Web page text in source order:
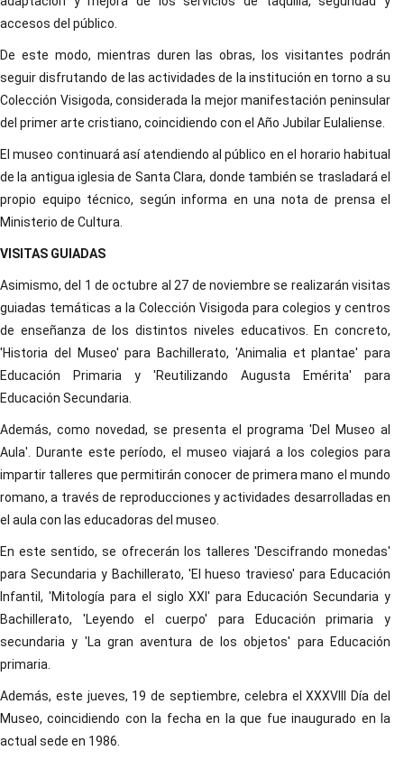
accesos del público.
De este modo, mientras duren las obras, los visitantes podrán
seguir disfrutando de las actividades de la institución en torno a su
Colección Visigoda, considerada la mejor manifestación peninsular
del primer arte cristiano, coincidiendo con el Año Jubilar Eulaliense.
El museo continuará así atendiendo al público en el horario habitual
de la antigua iglesia de Santa Clara, donde también se trasladará el
propio equipo técnico, según informa en una nota de prensa el
Ministerio de Cultura.
VISITAS GUIADAS
Asimismo, del 1 de octubre al 27 de noviembre se realizarán visitas
guiadas temáticas a la Colección Visigoda para colegios y centros
de enseñanza de los distintos niveles educativos. En concreto,
'Historia del Museo' para Bachillerato, 'Animalia et plantae' para
Educación Primaria y 'Reutilizando Augusta Emérita' para
Educación Secundaria.
Además, como novedad, se presenta el programa 'Del Museo al
Aula'. Durante este período, el museo viajará a los colegios para
impartir talleres que permitirán conocer de primera mano el mundo
romano, a través de reproducciones y actividades desarrolladas en
el aula con las educadoras del museo.
En este sentido, se ofrecerán los talleres 'Descifrando monedas'
para Secundaria y Bachillerato, 'El hueso travieso' para Educación
Infantil, 'Mitología para el siglo XXI' para Educación Secundaria y
Bachillerato, 'Leyendo el cuerpo' para Educación primaria y
secundaria y 'La gran aventura de los objetos' para Educación
primaria.
Además, este jueves, 19 de septiembre, celebra el XXXVIII Día del
Museo, coincidiendo con la fecha en la que fue inaugurado en la
actual sede en 1986.